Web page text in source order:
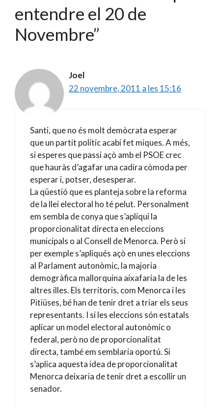
entendre el 20 de
Novembre”
Joel
22 novembre, 2011 a les 15:16
Santi, que no és molt demòcrata esperar
que un partit polític acabi fet miques. A més,
si esperes que passi açò amb el PSOE crec
que hauràs d’agafar una cadira còmoda per
esperar i, potser, desesperar.
La qüestió que es planteja sobre la reforma
de la llei electoral ho té pelut. Personalment
em sembla de conya que s’apliqui la
proporcionalitat directa en eleccions
municipals o al Consell de Menorca. Però si
per exemple s’apliqués açò en unes eleccions
al Parlament autonòmic, la majoria
demogràfica mallorquina aixafaria la de les
altres illes. Els territoris, com Menorca i les
Pitiüses, bé han de tenir dret a triar els seus
representants. I si les eleccions són estatals
aplicar un model electoral autonòmic o
federal, però no de proporcionalitat
directa, també em semblaria oportú. Si
s’aplica aquesta idea de proporcionalitat
Menorca deixaria de tenir dret a escollir un
senador.